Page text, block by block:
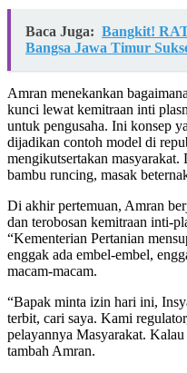
Baca Juga: Bangkit!
Bangsa Jawa Timur
Amran menekankan
kunci lewat kemitraan inti
untuk pengusaha. Ini konsep
dijadikan contoh model di
mengikutsertakan
bambu runcing, masak
Di akhir pertemuan, Amran
dan terobosan kemitraan inti-
“Kementerian Pertanian
enggak ada embel-embel,
macam-macam.
“Bapak minta izin hari ini,
terbit, cari saya. Kami
pelayannya Masyarakat.
tambah Amran.